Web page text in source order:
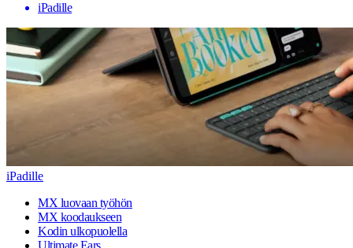
iPadille
iPadille
MX luovaan työhön
MX koodaukseen
Kodin ulkopuolella
Ultimate Ears